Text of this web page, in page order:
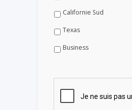
Californie Sud
Texas
Business